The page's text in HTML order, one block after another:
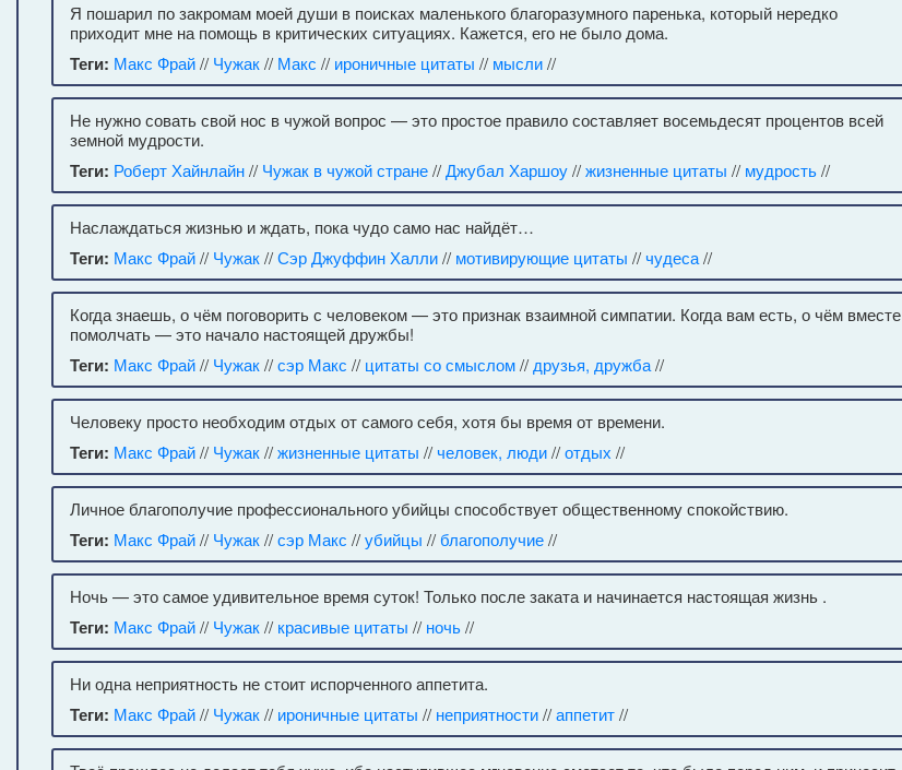
Я пошарил по закромам моей души в поисках маленького благоразумного паренька, который нередко
приходит мне на помощь в критических ситуациях. Кажется, его не было дома.
Теги: Макс Фрай// Чужак// Макс // ироничные цитаты // мысли//
Не нужно совать свой нос в чужой вопрос — это простое правило составляет восемьдесят процентов всей
земной мудрости.
Теги: Роберт Хайнлайн// Чужак в чужой стране//Джубал Харшоу//жизненные цитаты // мудрость//
Наслаждаться жизнью и ждать, пока чудо само нас найдёт…
Теги: Макс Фрай// Чужак//Сэр Джуффин Халли// мотивирующие цитаты //чудеса//
Когда знаешь, о чём поговорить с человеком — это признак взаимной симпатии. Когда вам есть, о чём вместе
помолчать — это начало настоящей дружбы!
Теги: Макс Фрай// Чужак//сэр Макс // цитаты со смыслом// друзья, дружба//
Человеку просто необходим отдых от самого себя, хотя бы время от времени.
Теги: Макс Фрай// Чужак//жизненные цитаты //человек, люди//отдых //
Личное благополучие профессионального убийцы способствует общественному спокойствию.
Теги: Макс Фрай// Чужак//сэр Макс //убийцы //благополучие//
Ночь — это самое удивительное время суток! Только после заката и начинается настоящая жизнь .
Теги: Макс Фрай// Чужак// красивые цитаты // ночь//
Ни одна неприятность не стоит испорченного аппетита.
Теги: Макс Фрай// Чужак// ироничные цитаты // неприятности//аппетит//